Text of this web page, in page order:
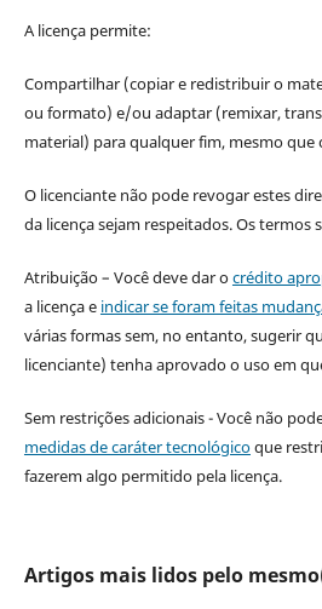
A licença permite:
Compartilhar (copiar e redistribuir o
ou formato) e/ou adaptar (remixar,
material) para qualquer fim, mesmo que
O licenciante não pode revogar estes
da licença sejam respeitados. Os termos
Atribuição – Você deve dar ocrédito
a licença e indicar se foram feitas
várias formas sem, no entanto, sugerir
licenciante) tenha aprovado o uso em
Sem restrições adicionais - Você não
medidas de caráter tecnológicoque
fazerem algo permitido pela licença.
Artigos mais lidos pelo